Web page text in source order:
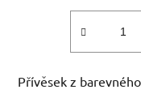
Přívěsek z